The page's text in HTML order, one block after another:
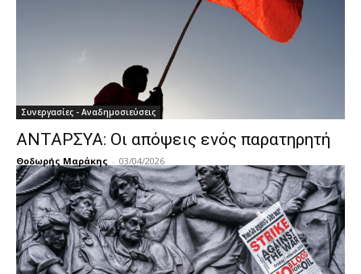
Συνεργασίες - Αναδημοσιεύσεις
ΑΝΤΑΡΣΥΑ: Οι απόψεις ενός παρατηρητή
Θοδωρής Μαράκης - 03/04/2026